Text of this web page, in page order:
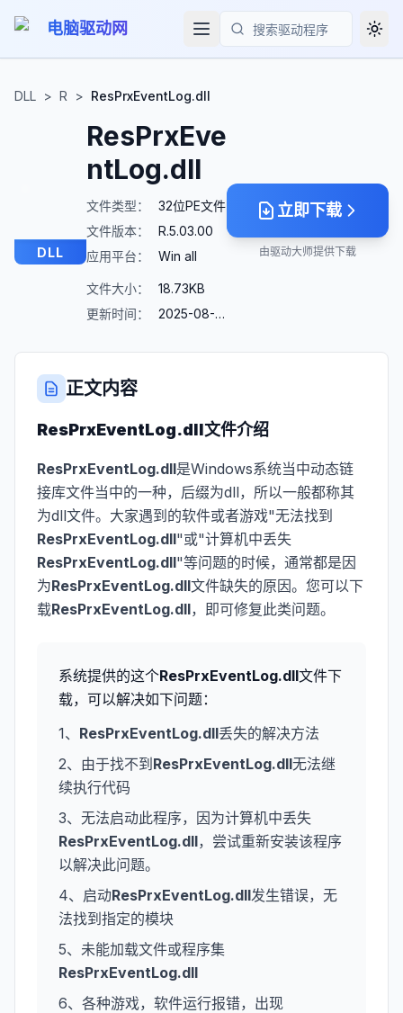
电脑驱动网
搜索
DLL > R > ResPrxEventLog.dll
DLL
ResPrxEve
ntLog.dll
文件类型：
32位PE文件
文件版本：
R.5.03.00
应用平台：
Win all
文件大小：
18.73KB
更新时间：
2025-08-23
立即下载
由驱动大师提供下载
正文内容
ResPrxEventLog.dll文件介绍
ResPrxEventLog.dll是Windows系统当中动态链
接库文件当中的一种，后缀为dll，所以一般都称其
为dll文件。大家遇到的软件或者游戏"无法找到
ResPrxEventLog.dll"或"计算机中丢失
ResPrxEventLog.dll"等问题的时候，通常都是因
为ResPrxEventLog.dll文件缺失的原因。您可以下
载ResPrxEventLog.dll，即可修复此类问题。
系统提供的这个ResPrxEventLog.dll文件下
载，可以解决如下问题：
1、 ResPrxEventLog.dll丢失的解决方法
2、由于找不到 ResPrxEventLog.dll无法继
续执行代码
3、无法启动此程序，因为计算机中丢失
ResPrxEventLog.dll，尝试重新安装该程序
以解决此问题。
4、启动ResPrxEventLog.dll发生错误，无
法找到指定的模块
5、未能加载文件或程序集
ResPrxEventLog.dll
6、各种游戏，软件运行报错，出现